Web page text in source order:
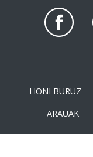
HONI BURUZ
ARAUAK